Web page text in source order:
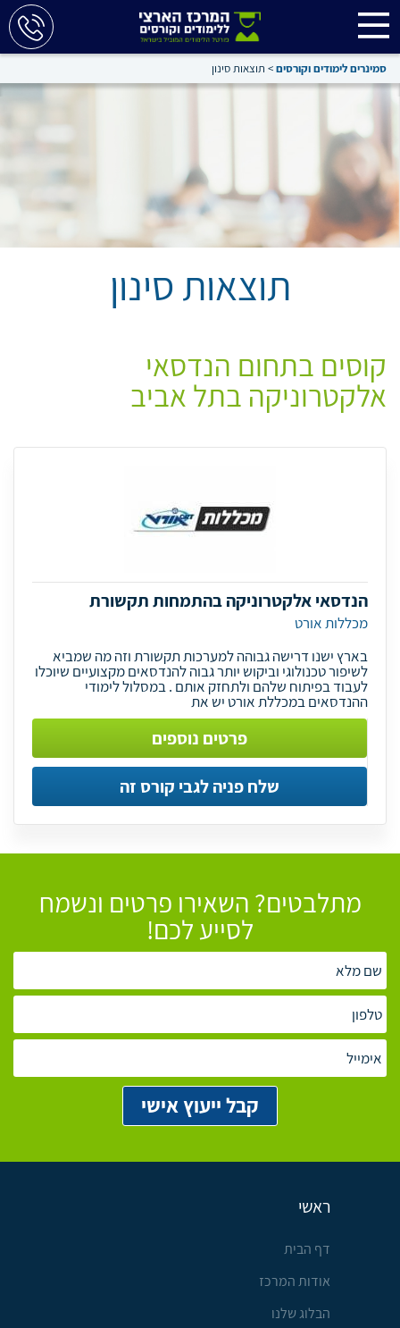
סמינרים לימודים וקורסים> תוצאות סינון
תוצאות סינון
קוסים בתחום הנדסאי
אלקטרוניקה בתל אביב
הנדסאי אלקטרוניקה בהתמחות תקשורת
מכללות אורט
בארץ ישנו דרישה גבוהה למערכות תקשורת וזה מה שמביא
לשיפור טכנולוגי וביקוש יותר גבוה להנדסאים מקצועיים שיוכלו
לעבוד בפיתוח שלהם ולתחזק אותם . במסלול לימודי
ההנדסאים במכללת אורט יש את
פרטים נוספים
שלח פניה לגבי קורס זה
מתלבטים? השאירו פרטים ונשמח
לסייע לכם!
ראשי
דף הבית
אודות המרכז
הבלוג שלנו